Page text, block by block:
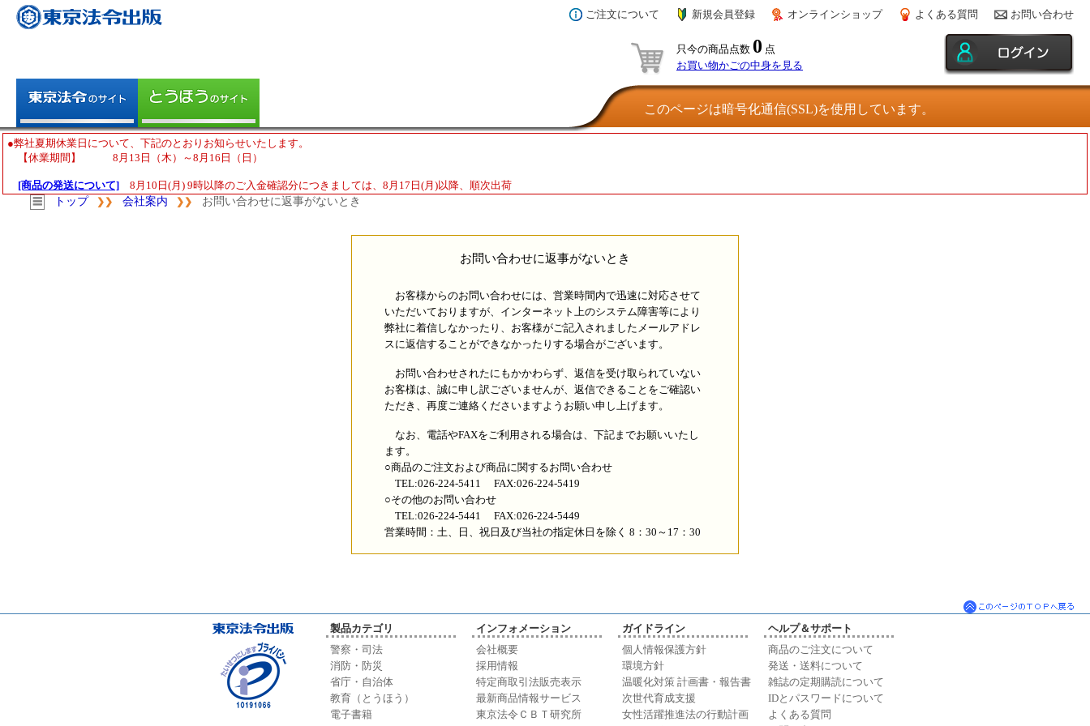
ご注文について 新規会員登録 オンラインショップ よくある質問 お問い合わせ
只今の商品点数 0 点
お買い物かごの中身を見る
このページは暗号化通信(SSL)を使用しています。
●弊社夏期休業日について、下記のとおりお知らせいたします。
【休業期間】 8月13日（木）～8月16日（日）
[商品の発送について] 8月10日(月) 9時以降のご入金確認分につきましては、8月17日(月)以降、順次出荷
☰ トップ ❯❯ 会社案内 ❯❯ お問い合わせに返事がないとき
お問い合わせに返事がないとき
お客様からのお問い合わせには、営業時間内で迅速に対応させて
いただいておりますが、インターネット上のシステム障害等により
弊社に着信しなかったり、お客様がご記入されましたメールアドレ
スに返信することができなかったりする場合がございます。
お問い合わせされたにもかかわらず、返信を受け取られていない
お客様は、誠に申し訳ございませんが、返信できることをご確認い
ただき、再度ご連絡くださいますようお願い申し上げます。
なお、電話やFAXをご利用される場合は、下記までお願いいたし
ます。
○商品のご注文および商品に関するお問い合わせ
TEL:026-224-5411 FAX:026-224-5419
○その他のお問い合わせ
TEL:026-224-5441 FAX:026-224-5449
営業時間：土、日、祝日及び当社の指定休日を除く 8：30～17：30
製品カテゴリ
警察・司法
消防・防災
省庁・自治体
教育（とうほう）
電子書籍
インフォメーション
会社概要
採用情報
特定商取引法販売表示
最新商品情報サービス
東京法令ＣＢＴ研究所
ガイドライン
個人情報保護方針
環境方針
温暖化対策 計画書・報告書
次世代育成支援
女性活躍推進法の行動計画
ヘルプ＆サポート
商品のご注文について
発送・送料について
雑誌の定期購読について
IDとパスワードについて
よくある質問